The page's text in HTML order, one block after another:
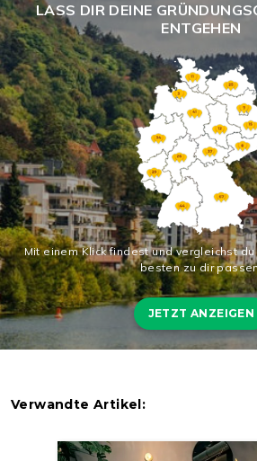
LASS DIR DEINE
ENTGEHEN
Mit einem Klick findest und vergleichst
besten zu dir
JETZT ANZEIGEN
Verwandte Artikel: